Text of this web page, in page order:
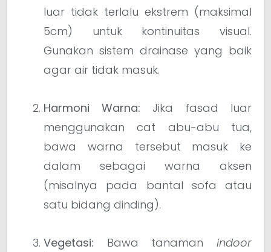
luar tidak terlalu ekstrem (maksimal
5cm) untuk kontinuitas visual.
Gunakan sistem drainase yang baik
agar air tidak masuk.
Harmoni Warna: Jika fasad luar
menggunakan cat abu-abu tua,
bawa warna tersebut masuk ke
dalam sebagai warna aksen
(misalnya pada bantal sofa atau
satu bidang dinding).
Vegetasi: Bawa tanaman indoor